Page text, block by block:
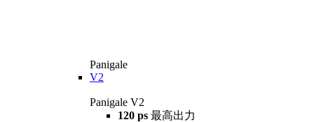
Panigale
V2
Panigale V2
120 ps 最高出力